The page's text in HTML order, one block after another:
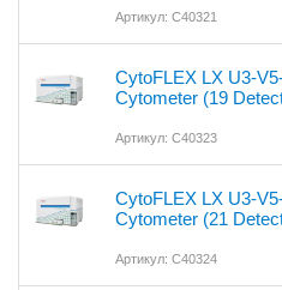
Артикул: C40321
CytoFLEX LX U3-
Cytometer (19
Артикул: C40323
CytoFLEX LX U3-
Cytometer (21
Артикул: C40324